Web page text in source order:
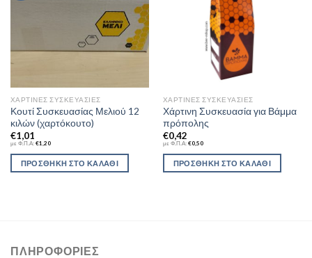
ΧΆΡΤΙΝΕΣ ΣΥΣΚΕΥΑΣΊΕΣ
Κουτί Συσκευασίας Μελιού 12
κιλών (χαρτόκουτο)
€1,01
με Φ.Π.Α: €1,20
ΠΡΟΣΘΉΚΗ ΣΤΟ ΚΑΛΆΘΙ
ΧΆΡΤΙΝΕΣ ΣΥΣΚΕΥΑΣΊΕΣ
Χάρτινη Συσκευασία για Βάμμα
πρόπολης
€0,42
με Φ.Π.Α: €0,50
ΠΡΟΣΘΉΚΗ ΣΤΟ ΚΑΛΆΘΙ
ΠΛΗΡΟΦΟΡΊΕΣ